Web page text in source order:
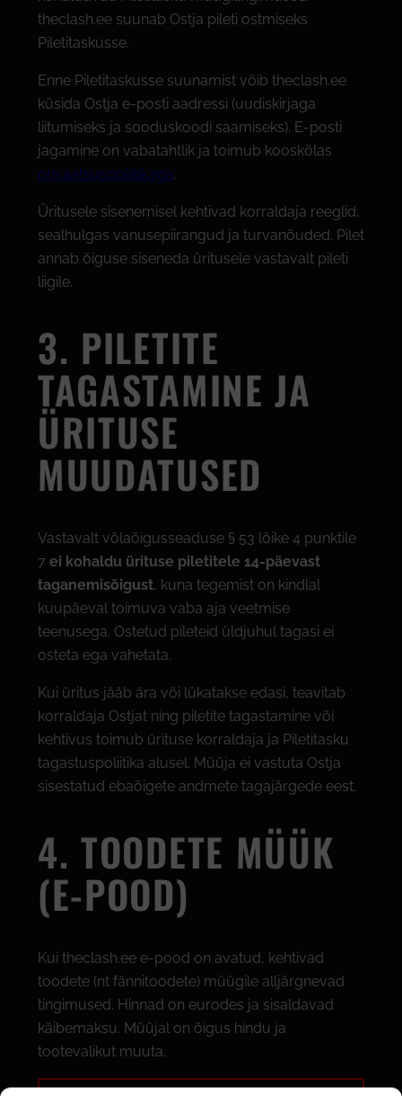
theclash.ee suunab Ostja pileti ostmiseks
Piletitaskusse.
Enne Piletitaskusse suunamist võib theclash.ee
küsida Ostja e-posti aadressi (uudiskirjaga
liitumiseks ja sooduskoodi saamiseks). E-posti
jagamine on vabatahtlik ja toimub kooskõlas
privaatsuspoliitikaga.
Üritusele sisenemisel kehtivad korraldaja reeglid,
sealhulgas vanusepiirangud ja turvanõuded. Pilet
annab õiguse siseneda üritusele vastavalt pileti
liigile.
3. PILETITE
TAGASTAMINE JA
ÜRITUSE
MUUDATUSED
Vastavalt võlaõigusseaduse § 53 lõike 4 punktile
7 ei kohaldu ürituse piletitele 14-päevast
taganemisõigust, kuna tegemist on kindlal
kuupäeval toimuva vaba aja veetmise
teenusega. Ostetud pileteid üldjuhul tagasi ei
osteta ega vahetata.
Kui üritus jääb ära või lükatakse edasi, teavitab
korraldaja Ostjat ning piletite tagastamine või
kehtivus toimub ürituse korraldaja ja Piletitasku
tagastuspoliitika alusel. Müüja ei vastuta Ostja
sisestatud ebaõigete andmete tagajärgede eest.
4. TOODETE MÜÜK
(E-POOD)
Kui theclash.ee e-pood on avatud, kehtivad
toodete (nt fännitoodete) müügile alljärgnevad
tingimused. Hinnad on eurodes ja sisaldavad
käibemaksu. Müüjal on õigus hindu ja
tootevalikut muuta.